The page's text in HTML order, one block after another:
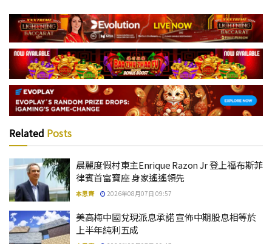
Related Posts
晨麗度假村東主Enrique Razon Jr 登上福布斯菲
律賓首富寶座 身家遙遙領先
本思齊 2026年08月07日 09:57
美高梅中國兌現派息承諾 宣佈中期股息相等於
上半年純利五成